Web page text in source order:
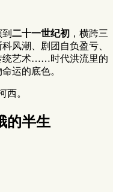
二十一世纪初 ，横跨三
风潮、剧团自负盈亏、
统艺术……时代洪流里的
运的底色。
西。
的半生